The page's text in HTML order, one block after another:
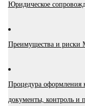
Юридическое
Преимущества и риски
Процедура оформления
документы, контроль и